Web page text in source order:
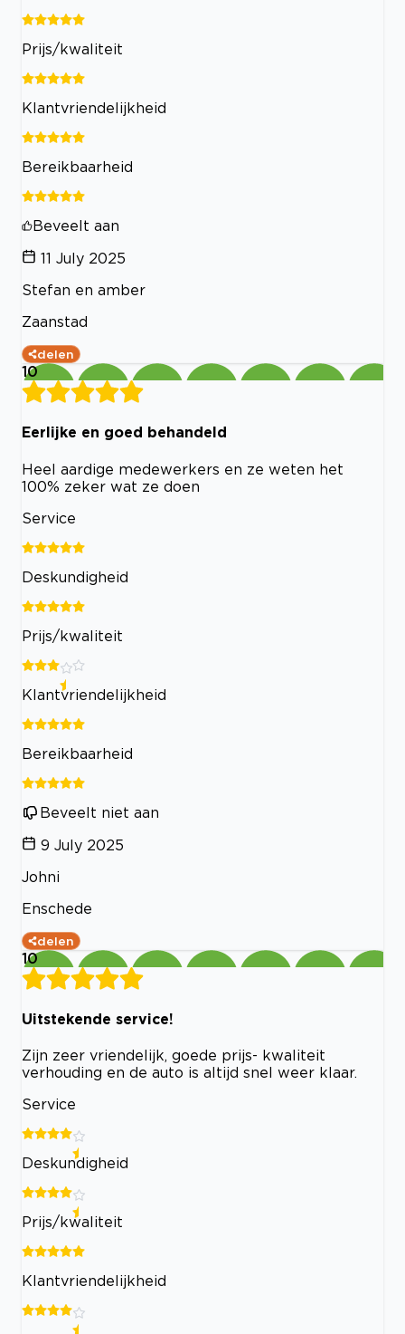
Prijs/kwaliteit
Klantvriendelijkheid
Bereikbaarheid
Beveelt aan
11 July 2025
Stefan en amber
Zaanstad
delen
10
Eerlijke en goed behandeld
Heel aardige medewerkers en ze weten het
100% zeker wat ze doen
Service
Deskundigheid
Prijs/kwaliteit
Klantvriendelijkheid
Bereikbaarheid
Beveelt niet aan
9 July 2025
Johni
Enschede
delen
10
Uitstekende service!
Zijn zeer vriendelijk, goede prijs- kwaliteit
verhouding en de auto is altijd snel weer klaar.
Service
Deskundigheid
Prijs/kwaliteit
Klantvriendelijkheid